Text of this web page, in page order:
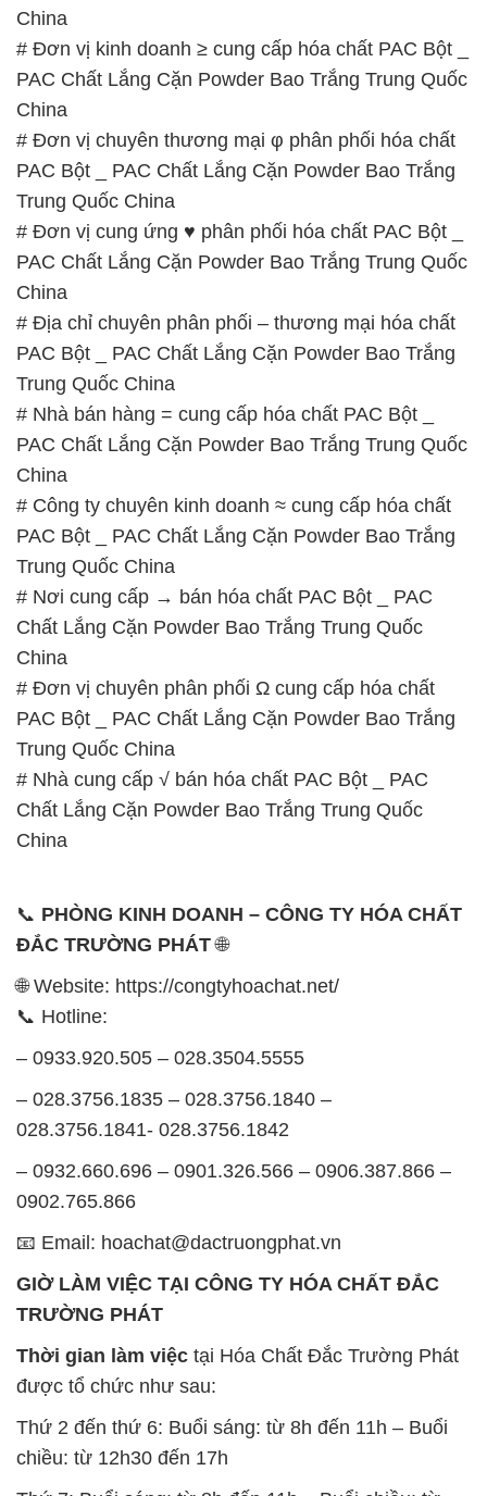
China
# Đơn vị kinh doanh ≥ cung cấp hóa chất PAC Bột _
PAC Chất Lắng Cặn Powder Bao Trắng Trung Quốc
China
# Đơn vị chuyên thương mại φ phân phối hóa chất
PAC Bột _ PAC Chất Lắng Cặn Powder Bao Trắng
Trung Quốc China
# Đơn vị cung ứng ♥ phân phối hóa chất PAC Bột _
PAC Chất Lắng Cặn Powder Bao Trắng Trung Quốc
China
# Địa chỉ chuyên phân phối – thương mại hóa chất
PAC Bột _ PAC Chất Lắng Cặn Powder Bao Trắng
Trung Quốc China
# Nhà bán hàng = cung cấp hóa chất PAC Bột _
PAC Chất Lắng Cặn Powder Bao Trắng Trung Quốc
China
# Công ty chuyên kinh doanh ≈ cung cấp hóa chất
PAC Bột _ PAC Chất Lắng Cặn Powder Bao Trắng
Trung Quốc China
# Nơi cung cấp → bán hóa chất PAC Bột _ PAC
Chất Lắng Cặn Powder Bao Trắng Trung Quốc
China
# Đơn vị chuyên phân phối Ω cung cấp hóa chất
PAC Bột _ PAC Chất Lắng Cặn Powder Bao Trắng
Trung Quốc China
# Nhà cung cấp √ bán hóa chất PAC Bột _ PAC
Chất Lắng Cặn Powder Bao Trắng Trung Quốc
China
📞 PHÒNG KINH DOANH – CÔNG TY HÓA CHẤT
ĐẮC TRƯỜNG PHÁT🌐
🌐 Website: https://congtyhoachat.net/
📞 Hotline:
– 0933.920.505 – 028.3504.5555
– 028.3756.1835 – 028.3756.1840 –
028.3756.1841- 028.3756.1842
– 0932.660.696 – 0901.326.566 – 0906.387.866 –
0902.765.866
📧 Email: hoachat@dactruongphat.vn
GIỜ LÀM VIỆC TẠI CÔNG TY HÓA CHẤT ĐẮC
TRƯỜNG PHÁT
Thời gian làm việc tại Hóa Chất Đắc Trường Phát
được tổ chức như sau:
Thứ 2 đến thứ 6: Buổi sáng: từ 8h đến 11h – Buổi
chiều: từ 12h30 đến 17h